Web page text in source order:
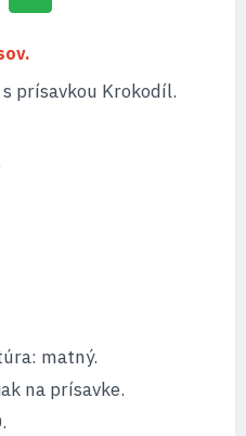
prísavkou Krokodíl.
matný.
na prísavke.